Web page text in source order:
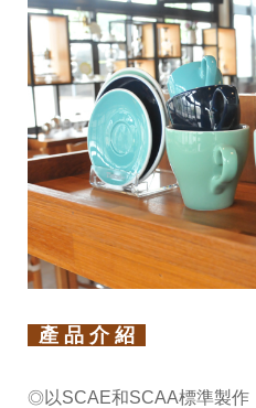
產 品 介 紹
◎以SCAE和SCAA標準製作